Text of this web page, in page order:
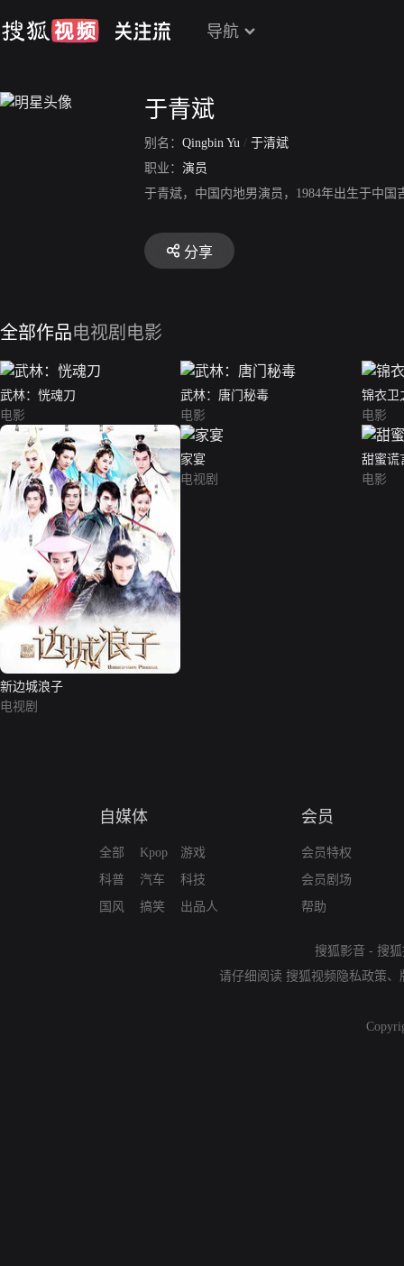
导航
于青斌
别名： Qingbin Yu / 于清斌
职业： 演员
于青斌，中国内地男演员，1984年出生于中
分享
全部作品电视剧 电影
武林：恍魂刀
电影
武林：唐门秘毒
电影
锦衣卫
电影
新边城浪子
电视剧
家宴
电视剧
甜蜜谎
电影
自媒体
全部
科普
国风
Kpop
汽车
搞笑
游戏
科技
出品人
会员
会员特权
会员剧场
帮助
搜狐影音 - 搜
请仔细阅读 搜狐视频隐私政策、